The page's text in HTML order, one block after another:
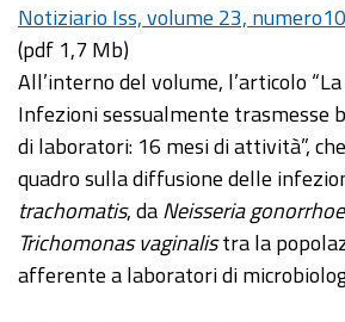
Notiziario Iss, volume 23,
(pdf 1,7 Mb)
All’interno del volume, l’articolo
Infezioni sessualmente trasmesse
di laboratori: 16 mesi di attività”,
quadro sulla diffusione delle
trachomatis, daNeisseria
Trichomonas vaginalistra la
afferente a laboratori di